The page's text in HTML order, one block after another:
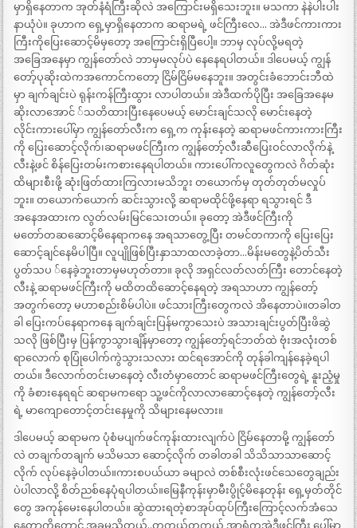
မှာရှိနေတာက အုတ်နံရံကြီးဆိုလဲ အကြောင်းမရှိသေးဘူး။ မသကာ နဲနဲပါးပါး
နာယုံပဲ။ ခုဟာက ရှေ့မှာရှိနေတာက ဆရာမရဲ့ ဖင်ကြီးလေ… အဲဒီဖင်ကားကား
ကြီးကိုပြေးဆောင့်မိမှတော့ အကြောင်းရှိပြီပေါ့။ ဘာမှ လုပ်လို့မရတဲ့
အခြေအနေမှာ ကျွန်တော်လဲ ဘာမှမလုပ်ပဲ နေနေရပါတယ်။ ဒါပေမယ့် ကျွန်
တော့်ပုဆိုးထဲကအကောင်ကတော့ ငြိမ်ငြိမ်မနေဘူး။ အတွင်းခံဘောင်းဘီထဲ
မှာ ချက်ချင်းပဲ ရုန်းကန်ကြီးထွား လာပါတယ်။ အဲဒီထက်ပိုပြီး အခြေအနေမ
ဆိုးလာအောင် ်သတိထားပြီးနေပေမယ့် မောင်းချင်သလို မောင်းနေတဲ့
လိုင်းကားပေါ်မှာ ကျွန်တော်လီးက ရှေ့က ကုန်းနေတဲ့ ဆရာမဖင်ကားကားကြီး
ကို ပြေးဆောင့်လိုက်၊ဆရာမဖင်ကြီးက ကျွန်တော့်လီးဆီပြေးဝင်လာလိုက်နဲ့
လီးနဲ့ဖင် စိန်ပြေးတမ်းကစားနေရပါတယ်။ ကားပေါ်ကလူတွေကလဲ ဂိတ်ဆုံး
ထိများစီးဖို့ ဆုံးဖြတ်ထားကြလားမသိဘူး တယောက်မှ တုတ်တုတ်မလှုပ်
ဘူး။ တယောက်ယောက် ဆင်းသွားလို့ ဆရာမထိုင်ဖို့နေရာ ရသွားရင် ဒီ
အနေအထားက လွတ်လမ်းမြင်သေးတယ်။ ခုတော့ အဲဒီဖင်ကြီးကို
မတော်တဆဆောင့်မိနေရာကနေ အရသာတွေ့ပြီး တမင်တကာကို ပြေးပြေး
ဆောင့်ချင်နေမိပါပြီ။ လူပျိုဖြစ်ပြီးနှာသာထလာခဲ့တာ…မိန်းမတွေနဲ့ပိတ်သီး
ပွတ်သပ ်နေခဲ့ဘူးတာမှမဟုတ်တာ။ ခုလို အရှင်လတ်လတ်ကြီး တောင်နေတဲ့
လီးနဲ့ ဆရာမဖင်ကြီးကို မထိတထိဆောင့်နေရတဲ့ အရသာဟာ ကျွန်တော့်
အတွက်တော့ မဟာစည်းစိမ်ပါပဲ။ ဖင်သားကြီးတွေကလဲ အိနေတာပဲ။တခါတ
ခါ ပြေးကပ်နေရာကနေ ချက်ချင်းပြန်မကွာသေးပဲ အသားချင်းပွတ်ပြီးဖိဆွဲ
သလို ဖြစ်ပြီးမှ ပြန်ကွာသွားချိန်မှာတော့ ကျွန်တော့်ရင်ဘတ်ထဲ ဗုံးအလုံးတစ်
ရာလောက် စုပြုံပေါက်ကွဲသွားသလား ထင်ရအောင်ကို တုန်ခါကျန်နေခဲ့ရပါ
တယ်။ ဒီလောက်တင်းမာနေတဲ့ လီးတံမှာတောင် ဆရာမဖင်ကြီးတွေရဲ့ နူးညံ့မှု
ကို ခံစားနေရရင် ဆရာမကရော သူ့ဖင်ကိုလာလာဆောင့်နေတဲ့ ကျွန်တော့်လီး
ရဲ့ မာကျောတောင့်တင်းနေမှုကို သိများနေမလား။
ဒါပေမယ့် ဆရာမက ပုံစံမပျက်ဖင်ကုန်းထားလျက်ပဲ ငြိမ်နေတာမို့ ကျွန်တော်
လဲ တချက်တချက် မသိမသာ ဆောင့်လိုက် တခါတခါ သိသိသာသာဆောင့်
လိုက် လုပ်နေခဲ့ပါတယ်။ကားစပယ်ယာ ခမျာလဲ တစ်စီးလုံးဖင်သေတွေချည်း
ပဲပါလာလို့ စိတ်ညစ်နေပုံရပါတယ်။မြေနီကုန်းမှာမီးပွိုင့်မိနေတုန်း ရှေ့မှတ်တိုင်
တွေ အကုန်မေးနေပါတယ်။ ဆွဲထားရတဲ့စာအုပ်ထုပ်ကြီးကြောင့်လက်အံသေ
နေတာကိုတောင် အခုမှသိတယ်..တကယ်တကယ် အာရုံကအဲဒီဖင်ကြီး ပေါ်မှာ